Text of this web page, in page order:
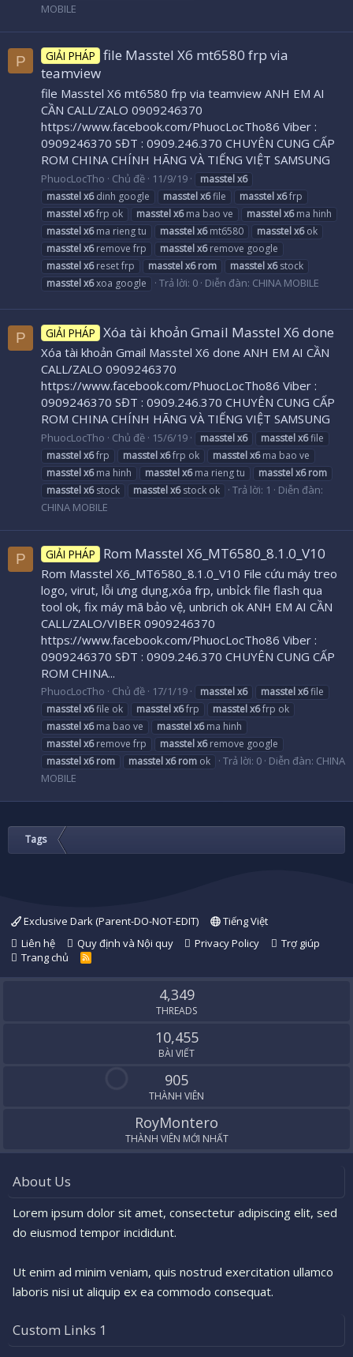
MOBILE
P GIẢI PHÁP file Masstel X6 mt6580 frp via
teamview
file Masstel X6 mt6580 frp via teamview ANH EM AI
CẦN CALL/ZALO 0909246370
https://www.facebook.com/PhuocLocTho86 Viber :
0909246370 SĐT : 0909.246.370 CHUYÊN CUNG CẤP
ROM CHINA CHÍNH HÃNG VÀ TIẾNG VIỆT SAMSUNG
PhuocLocTho Chủ đề 11/9/19 masstelx6
masstelx6dinh google masstelx6file masstelx6frp
masstelx6frp ok masstelx6ma bao ve masstelx6ma hinh
masstelx6ma rieng tu masstelx6mt6580 masstelx6ok
masstelx6remove frp masstelx6remove google
masstelx6reset frp masstelx6 rom masstelx6stock
masstelx6xoa google Trả lời: 0 Diễn đàn: CHINA MOBILE
P GIẢI PHÁP Xóa tài khoản Gmail Masstel X6 done
Xóa tài khoản Gmail Masstel X6 done ANH EM AI CẦN
CALL/ZALO 0909246370
https://www.facebook.com/PhuocLocTho86 Viber :
0909246370 SĐT : 0909.246.370 CHUYÊN CUNG CẤP
ROM CHINA CHÍNH HÃNG VÀ TIẾNG VIỆT SAMSUNG
PhuocLocTho Chủ đề 15/6/19 masstelx6 masstelx6file
masstelx6frp masstelx6frp ok masstelx6ma bao ve
masstelx6ma hinh masstelx6ma rieng tu masstelx6 rom
masstelx6stock masstelx6stock ok Trả lời: 1
Diễn đàn:
CHINA MOBILE
P GIẢI PHÁP Rom Masstel X6_MT6580_8.1.0_V10
Rom Masstel X6_MT6580_8.1.0_V10 File cứu máy treo
logo, virut, lỗi ưng dụng,xóa frp, unbỉck file flash qua
tool ok, fix máy mã bảo vệ, unbrich ok ANH EM AI CẦN
CALL/ZALO/VIBER 0909246370
https://www.facebook.com/PhuocLocTho86 Viber :
0909246370 SĐT : 0909.246.370 CHUYÊN CUNG CẤP
ROM CHINA...
PhuocLocTho Chủ đề 17/1/19 masstelx6 masstelx6file
masstelx6file ok masstelx6frp masstelx6frp ok
masstelx6ma bao ve masstelx6ma hinh
masstelx6remove frp masstelx6remove google
masstelx6 rom masstelx6 rom ok Trả lời: 0 Diễn đàn: CHINA
MOBILE
Tags
Exclusive Dark (Parent-DO-NOT-EDIT)
Tiếng Việt
Liên hệ
Quy định và Nội quy Privacy Policy
Trợ giúp
Trang chủ
R
S
4,349
THREADS
10,455
BÀI VIẾT
905
THÀNH VIÊN
RoyMontero
THÀNH VIÊN MỚI NHẤT
About Us
Lorem ipsum dolor sit amet, consectetur adipiscing elit, sed
do eiusmod tempor incididunt.
Ut enim ad minim veniam, quis nostrud exercitation ullamco
laboris nisi ut aliquip ex ea commodo consequat.
Custom Links 1